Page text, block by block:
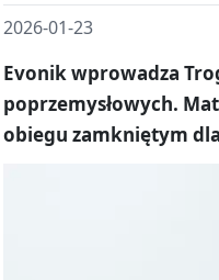
2026-01-23
Evonik wprowadza
poprzemysłowych.
obiegu zamkniętym